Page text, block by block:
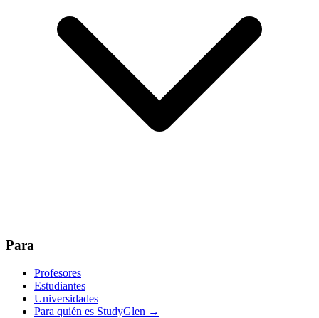
Para
Profesores
Estudiantes
Universidades
Para quién es StudyGlen →